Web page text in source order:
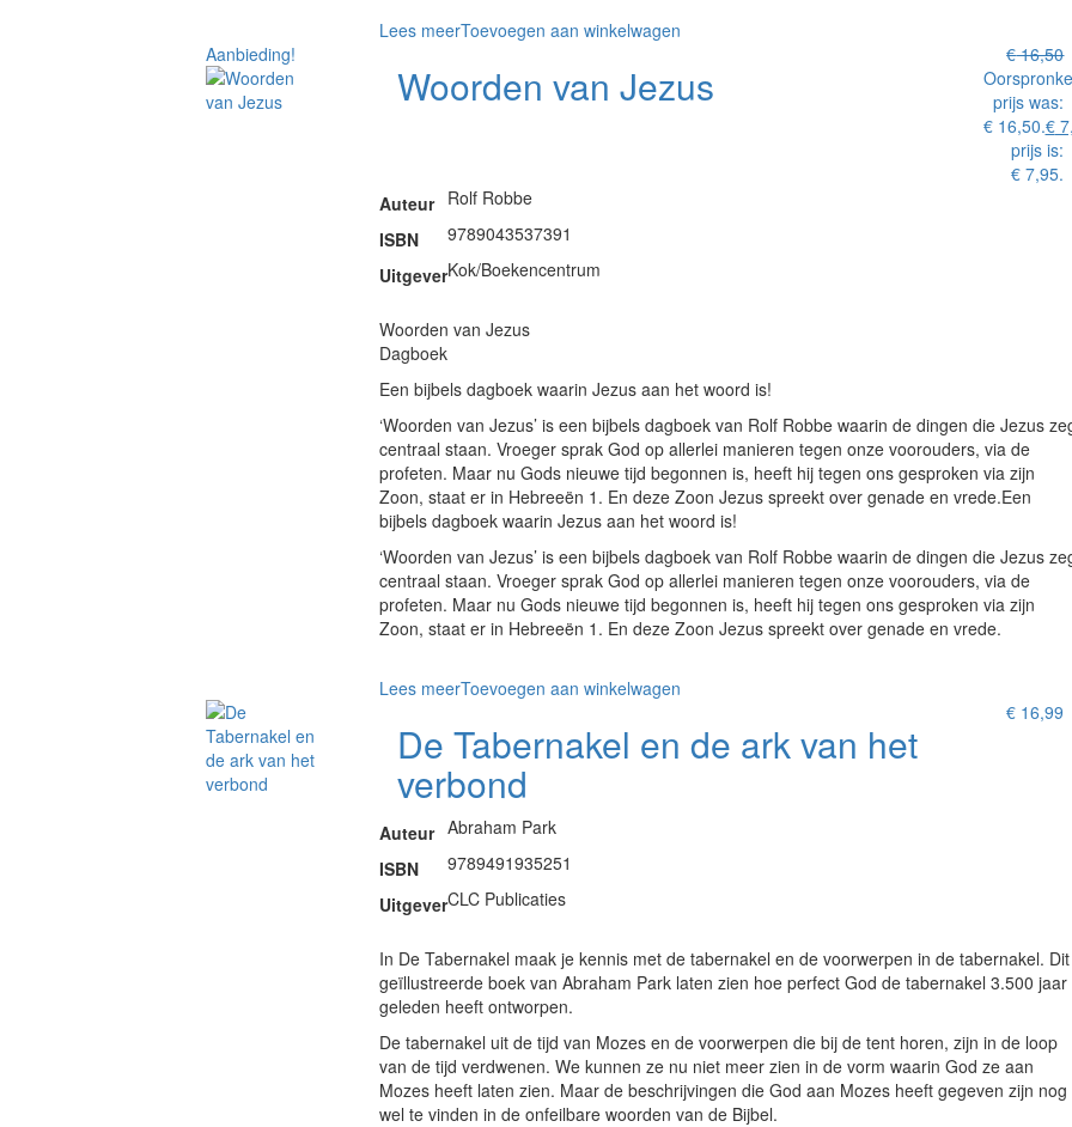
Lees meerToevoegen aan winkelwagen
Aanbieding!
Woorden van Jezus
€16,50
prijs was:
€ 16,50.€
prijs is:
€ 7,95.
Auteur
Rolf Robbe
ISBN
9789043537391
UitgeverKok/Boekencentrum
Woorden van Jezus
Dagboek
Een bijbels dagboek waarin Jezus aan het woord is!
‘Woorden van Jezus’ is een bijbels dagboek van Rolf Robbe waarin de dingen die Jezus
centraal staan. Vroeger sprak God op allerlei manieren tegen onze voorouders, via de
profeten. Maar nu Gods nieuwe tijd begonnen is, heeft hij tegen ons gesproken via zijn
Zoon, staat er in Hebreeën 1. En deze Zoon Jezus spreekt over genade en vrede.Een
bijbels dagboek waarin Jezus aan het woord is!
‘Woorden van Jezus’ is een bijbels dagboek van Rolf Robbe waarin de dingen die Jezus
centraal staan. Vroeger sprak God op allerlei manieren tegen onze voorouders, via de
profeten. Maar nu Gods nieuwe tijd begonnen is, heeft hij tegen ons gesproken via zijn
Zoon, staat er in Hebreeën 1. En deze Zoon Jezus spreekt over genade en vrede.
Lees meerToevoegen aan winkelwagen
De Tabernakel en de ark van het
verbond
€ 16,99
Auteur Abraham Park
ISBN
9789491935251
UitgeverCLC Publicaties
In De Tabernakel maak je kennis met de tabernakel en de voorwerpen in de tabernakel. Dit
geïllustreerde boek van Abraham Park laten zien hoe perfect God de tabernakel 3.500 jaar
geleden heeft ontworpen.
De tabernakel uit de tijd van Mozes en de voorwerpen die bij de tent horen, zijn in de loop
van de tijd verdwenen. We kunnen ze nu niet meer zien in de vorm waarin God ze aan
Mozes heeft laten zien. Maar de beschrijvingen die God aan Mozes heeft gegeven zijn nog
wel te vinden in de onfeilbare woorden van de Bijbel.